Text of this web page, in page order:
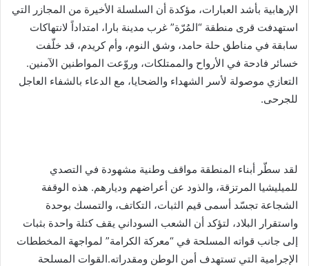
الإرهابية بأشد العبارات، مؤكدة أن السلسلة الأخيرة من المجازر التي
استهدفت قرى منطقة “المُرّة” غرب مدينة بارا، امتداداً لانتهاكات
سابقة في مناطق حلة حامد، وشق النوم، وأم كريدم، قد خلّفت
خسائر فادحة في الأرواح والممتلكات، وروّعت المواطنين الآمنين.
التعازي موصولة لأسر الشهداء والضحايا، مع الدعاء بالشفاء العاجل
للجرحى.
لقد سطّر أبناء المنطقة مواقف وطنية مشهودة في التصدي
للميليشيا المرتزقة، والذود عن أعراضهم وديارهم. هذه الوقفة
الشجاعة تجسّد أسمى قيم الثبات، التكاتف، والتمسك بوحدة
واستقرار البلاد، لتؤكد أن الشعب السوداني يقف كتلة واحدة بثبات
إلى جانب قواته المسلحة في “معركة الكرامة” لمواجهة المخططات
الإجرامية التي تستهدف أمن الوطن ومقدراته.القوات المسلحة